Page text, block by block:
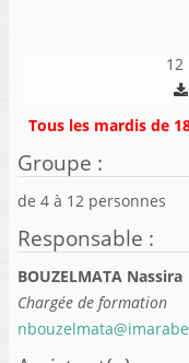
12
Tous les mardis de
Groupe :
de 4 à 12 personnes
Responsable :
BOUZELMATA Nassira
Chargée de formation